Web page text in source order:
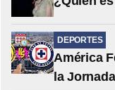
DEPORTES
América
la